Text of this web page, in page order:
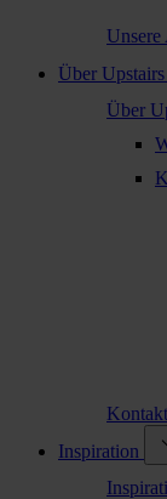
Unsere
Über Upstairs
Über
Inspiration